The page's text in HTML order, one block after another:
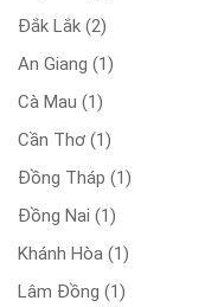
Đắk Lắk (2)
An Giang (1)
Cà Mau (1)
Cần Thơ (1)
Đồng Tháp (1)
Đồng Nai (1)
Khánh Hòa (1)
Lâm Đồng (1)